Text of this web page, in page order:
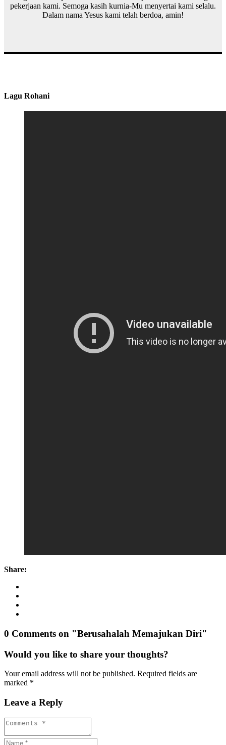
pekerjaan kami. Semoga kasih kurnia-Mu menyertai kami selalu.
Dalam nama Yesus kami telah berdoa, amin!
Lagu Rohani
Share:
0 Comments on "Berusahalah Memajukan Diri"
Would you like to share your thoughts?
Your email address will not be published. Required fields are
marked *
Leave a Reply